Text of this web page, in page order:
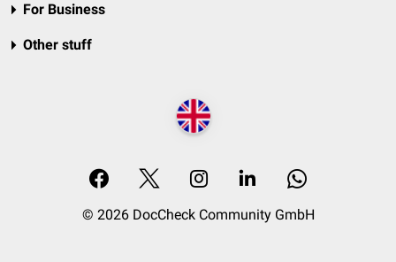
For Business
Other stuff
© 2026 DocCheck Community GmbH